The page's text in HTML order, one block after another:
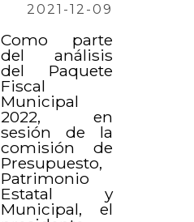
2021-12-09
Como parte
del análisis
del Paquete
Fiscal
Municipal
2022, en
sesión de la
comisión de
Presupuesto,
Patrimonio
Estatal y
Municipal, el